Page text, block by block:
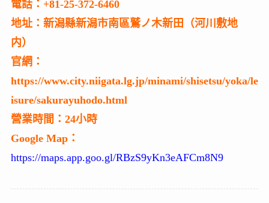
電話：+81-25-372-6460
地址：新潟縣新潟市南區鷲ノ木新田（河川敷地
内）
官網：
https://www.city.niigata.lg.jp/minami/shisetsu/yoka/le
isure/sakurayuhodo.html
營業時間：24小時
Google Map：
https://maps.app.goo.gl/RBzS9yKn3eAFCm8N9